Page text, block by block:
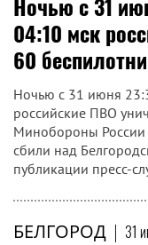
04:10 мск
60
Ночью с 31 июня
российские ПВО
Минобороны России
сбили над
публикации пресс-
БЕЛГОРОД | 31